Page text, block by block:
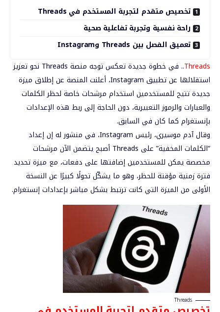
تخصيص متقدم لتجربة المستخدم في Threads
راحة نفسية وتجربة تفاعلية صحية
تعميق الفصل بين Threads وInstagram
Threads
.. في خطوة جديدة تعكس توجه منصة Threads نحو تعزيز
استقلالها عن تطبيق Instagram، أعلنت المنصة عن إطلاق ميزة
جديدة تتيح للمستخدمين استخدام مرشحات خاصة لحظر الكلمات
والعبارات والرموز التعبيرية، دون الحاجة إلى ربط هذه الإعدادات
بإنستغرام كما كان في السابق.
وقالآدم موسيري
، رئيس Instagram، في منشور له إن إعداد
“الكلمات المخفية” على Threads أصبح يتضمن الآن مرشحات
مخصصة يمكن للمستخدمين إضافتها على دفعات، مع ميزةتحديد
فترة زمنية مؤقتة للحظر، وهو ما يشكّل تحولًا كبيرًا عن النسخة
الأولى من الميزة التي كانت ترتبط بشكل مباشر بإعدادات إنستغرام.
Threads